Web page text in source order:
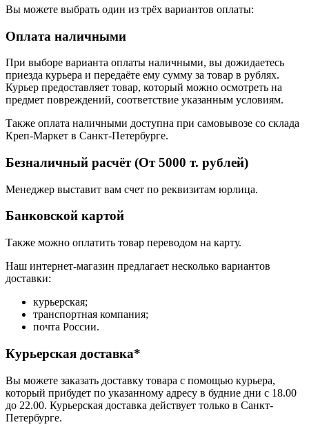
Вы можете выбрать один из трёх вариантов оплаты:
Оплата наличными
При выборе варианта оплаты наличными, вы дожидаетесь
приезда курьера и передаёте ему сумму за товар в рублях.
Курьер предоставляет товар, который можно осмотреть на
предмет повреждений, соответствие указанным условиям.
Также оплата наличными доступна при самовывозе со склада
Креп-Маркет в Санкт-Петербурге.
Безналичный расчёт (От 5000 т. рублей)
Менеджер выставит вам счет по реквизитам юрлица.
Банковской картой
Также можно оплатить товар переводом на карту.
Наш интернет-магазин предлагает несколько вариантов
доставки:
курьерская;
транспортная компания;
почта России.
Курьерская доставка*
Вы можете заказать доставку товара с помощью курьера,
который прибудет по указанному адресу в будние дни с 18.00
до 22.00. Курьерская доставка действует только в Санкт-
Петербурге.